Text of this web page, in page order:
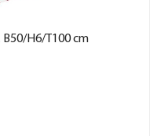
B50/H6/T100 cm